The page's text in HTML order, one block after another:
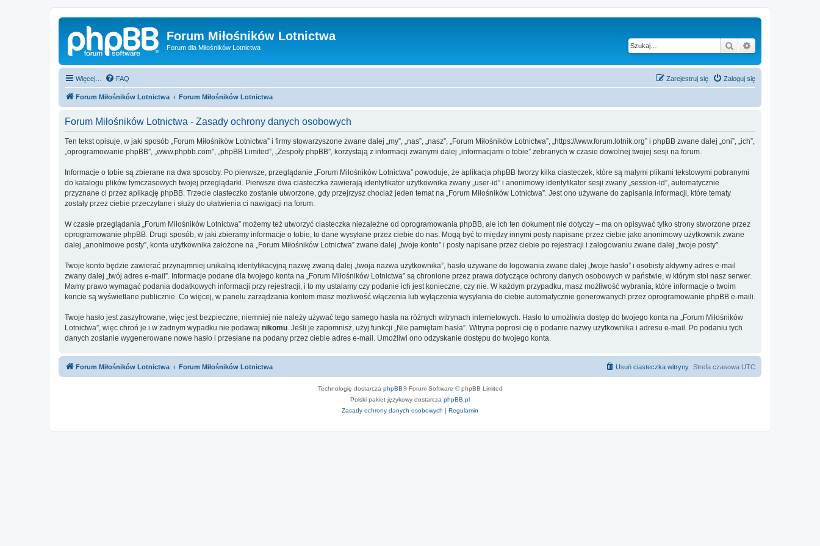
Forum Miłośników Lotnictwa
Forum dla Miłośników Lotnictwa Szukaj
Więcej… FAQ Zaloguj się
Zarejestruj się
Forum Miłośników Lotnictwa Forum Miłośników Lotnictwa
Forum Miłośników Lotnictwa - Zasady ochrony danych osobowych
Ten tekst opisuje, w jaki sposób „Forum Miłośników Lotnictwa” i firmy stowarzyszone zwane dalej „my”, „nas”, „nasz”, „Forum Miłośników Lotnictwa”, „https://www.forum.lotnik.org” i phpBB zwane dalej „oni”, „ich”,
„oprogramowanie phpBB”, „www.phpbb.com”, „phpBB Limited”, „Zespoły phpBB”, korzystają z informacji zwanymi dalej „informacjami o tobie” zebranych w czasie dowolnej twojej sesji na forum.
Informacje o tobie są zbierane na dwa sposoby. Po pierwsze, przeglądanie „Forum Miłośników Lotnictwa” powoduje, że aplikacja phpBB tworzy kilka ciasteczek, które są małymi plikami tekstowymi pobranymi
do katalogu plików tymczasowych twojej przeglądarki. Pierwsze dwa ciasteczka zawierają identyfikator użytkownika zwany „user-id” i anonimowy identyfikator sesji zwany „session-id”, automatycznie
przyznane ci przez aplikację phpBB. Trzecie ciasteczko zostanie utworzone, gdy przejrzysz chociaż jeden temat na „Forum Miłośników Lotnictwa”. Jest ono używane do zapisania informacji, które tematy
zostały przez ciebie przeczytane i służy do ułatwienia ci nawigacji na forum.
W czasie przeglądania „Forum Miłośników Lotnictwa” możemy też utworzyć ciasteczka niezależne od oprogramowania phpBB, ale ich ten dokument nie dotyczy – ma on opisywać tylko strony stworzone przez
oprogramowanie phpBB. Drugi sposób, w jaki zbieramy informacje o tobie, to dane wysyłane przez ciebie do nas. Mogą być to między innymi posty napisane przez ciebie jako anonimowy użytkownik zwane
dalej „anonimowe posty”, konta użytkownika założone na „Forum Miłośników Lotnictwa” zwane dalej „twoje konto” i posty napisane przez ciebie po rejestracji i zalogowaniu zwane dalej „twoje posty”.
Twoje konto będzie zawierać przynajmniej unikalną identyfikacyjną nazwę zwaną dalej „twoja nazwa użytkownika”, hasło używane do logowania zwane dalej „twoje hasło” i osobisty aktywny adres e-mail
zwany dalej „twój adres e-mail”. Informacje podane dla twojego konta na „Forum Miłośników Lotnictwa” są chronione przez prawa dotyczące ochrony danych osobowych w państwie, w którym stoi nasz serwer.
Mamy prawo wymagać podania dodatkowych informacji przy rejestracji, i to my ustalamy czy podanie ich jest konieczne, czy nie. W każdym przypadku, masz możliwość wybrania, które informacje o twoim
koncie są wyświetlane publicznie. Co więcej, w panelu zarządzania kontem masz możliwość włączenia lub wyłączenia wysyłania do ciebie automatycznie generowanych przez oprogramowanie phpBB e-maili.
Twoje hasło jest zaszyfrowane, więc jest bezpieczne, niemniej nie należy używać tego samego hasła na różnych witrynach internetowych. Hasło to umożliwia dostęp do twojego konta na „Forum Miłośników
Lotnictwa”, więc chroń je i w żadnym wypadku nie podawaj nikomu . Jeśli je zapomnisz, użyj funkcji „Nie pamiętam hasła”. Witryna poprosi cię o podanie nazwy użytkownika i adresu e-mail. Po podaniu tych
danych zostanie wygenerowane nowe hasło i przesłane na podany przez ciebie adres e-mail. Umożliwi ono odzyskanie dostępu do twojego konta.
Forum Miłośników Lotnictwa Forum Miłośników Lotnictwa Strefa czasowa UTC
Usuń ciasteczka witryny
Technologię dostarcza phpBB® Forum Software © phpBB Limited
Polski pakiet językowy dostarcza phpBB.pl
Zasady ochrony danych osobowych | Regulamin